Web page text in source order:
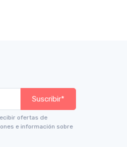
Suscribir*
ofertas de
e información sobre